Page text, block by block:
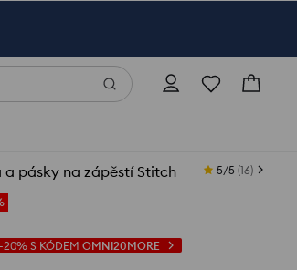
a pásky na zápěstí Stitch 5/5 (16)
-20% S KÓDEM OMNI20MORE